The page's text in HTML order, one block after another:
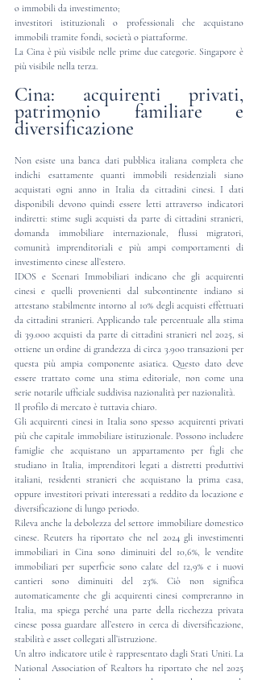
o immobili da investimento;
investitori istituzionali o professionali che acquistano
immobili tramite fondi, società o piattaforme.
La Cina è più visibile nelle prime due categorie. Singapore è
più visibile nella terza.
Cina: acquirenti privati,
patrimonio familiare e
diversificazione
Non esiste una banca dati pubblica italiana completa che
indichi esattamente quanti immobili residenziali siano
acquistati ogni anno in Italia da cittadini cinesi. I dati
disponibili devono quindi essere letti attraverso indicatori
indiretti: stime sugli acquisti da parte di cittadini stranieri,
domanda immobiliare internazionale, flussi migratori,
comunità imprenditoriali e più ampi comportamenti di
investimento cinese all’estero.
IDOS e Scenari Immobiliari indicano che gli acquirenti
cinesi e quelli provenienti dal subcontinente indiano si
attestano stabilmente intorno al 10% degli acquisti effettuati
da cittadini stranieri. Applicando tale percentuale alla stima
di 39.000 acquisti da parte di cittadini stranieri nel 2025, si
ottiene un ordine di grandezza di circa 3.900 transazioni per
questa più ampia componente asiatica. Questo dato deve
essere trattato come una stima editoriale, non come una
serie notarile ufficiale suddivisa nazionalità per nazionalità.
Il profilo di mercato è tuttavia chiaro.
Gli acquirenti cinesi in Italia sono spesso acquirenti privati
più che capitale immobiliare istituzionale. Possono includere
famiglie che acquistano un appartamento per figli che
studiano in Italia, imprenditori legati a distretti produttivi
italiani, residenti stranieri che acquistano la prima casa,
oppure investitori privati interessati a reddito da locazione e
diversificazione di lungo periodo.
Rileva anche la debolezza del settore immobiliare domestico
cinese. Reuters ha riportato che nel 2024 gli investimenti
immobiliari in Cina sono diminuiti del 10,6%, le vendite
immobiliari per superficie sono calate del 12,9% e i nuovi
cantieri sono diminuiti del 23%. Ciò non significa
automaticamente che gli acquirenti cinesi compreranno in
Italia, ma spiega perché una parte della ricchezza privata
cinese possa guardare all’estero in cerca di diversificazione,
stabilità e asset collegati all’istruzione.
Un altro indicatore utile è rappresentato dagli Stati Uniti. La
National Association of Realtors ha riportato che nel 2025